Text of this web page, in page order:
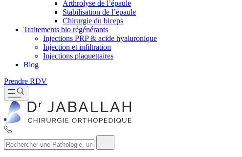
Arthrolyse de l’épaule
Stabilisation de l’épaule
Chirurgie du biceps
Traitements bio régénérants
Injections PRP & acide hyaluronique
Injection et infiltration
Injections plaquettaires
Blog
Prendre RDV